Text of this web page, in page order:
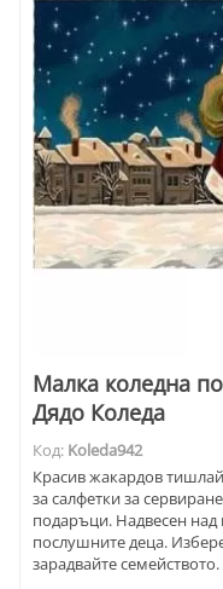
Малка коледна
Дядо Коледа
Код: Koleda942
Красив жакардов
за салфетки за
подаръци. Надвесен над
послушните деца.
зарадвайте